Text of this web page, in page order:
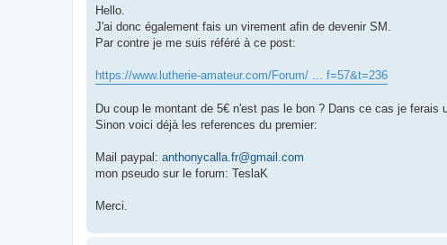
s
a
g
Hello.
J'ai donc également fais un virement afin de devenir SM.
Par contre je me suis référé à ce post:
https://www.lutherie-amateur.com/Forum/ ... f=57&t=236
Du coup le montant de 5€ n'est pas le bon ? Dans ce cas je ferais
Sinon voici déjà les references du premier:
Mail paypal: anthonycalla.fr@gmail.com
mon pseudo sur le forum: TeslaK
Merci.